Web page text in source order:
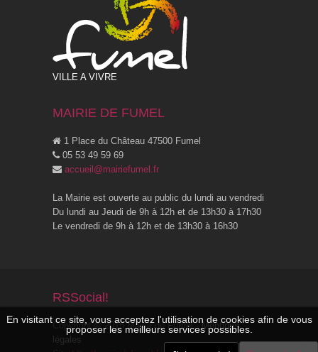
En visitant ce site, vous acceptez l'utilisation de cookies afin de vous
proposer les meilleurs services possibles.
VILLE A VIVRE
MAIRIE DE FUMEL
1 Place du Château 47500 Fumel
05 53 49 59 69
accueil@mairiefumel.fr
La Mairie est ouverte au public du lundi au vendredi
Du lundi au Jeudi de 9h à 12h et de 13h30 à 17h30
Le vendredi de 9h à 12h et de 13h30 à 16h30
RSSocial!
Copyright © 2015 Mairie de Fumel -Mentions
légales